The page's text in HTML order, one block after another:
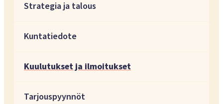
Strategia ja talous
Kuntatiedote
Kuulutukset ja ilmoitukset
Tarjouspyynnöt